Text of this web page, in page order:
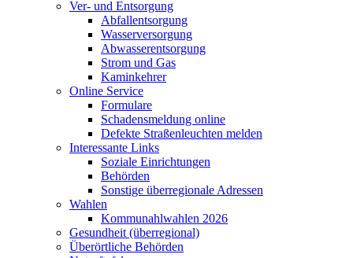
Ver- und Entsorgung
Abfallentsorgung
Wasserversorgung
Abwasserentsorgung
Strom und Gas
Kaminkehrer
Online Service
Formulare
Schadensmeldung online
Defekte Straßenleuchten melden
Interessante Links
Soziale Einrichtungen
Behörden
Sonstige überregionale Adressen
Wahlen
Kommunahlwahlen 2026
Gesundheit (überregional)
Überörtliche Behörden